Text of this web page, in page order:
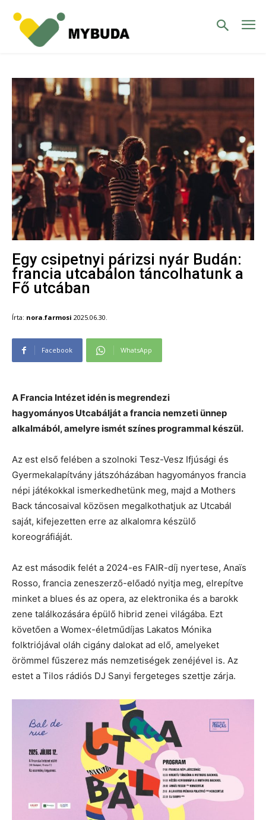
Egy csipetnyi párizsi nyár Budán:
francia utcabálon táncolhatunk a
Fő utcában
Írta: nora.farmosi 2025.06.30.
Facebook WhatsApp
A Francia Intézet idén is megrendezi
hagyományos Utcabálját a francia nemzeti ünnep
alkalmából, amelyre ismét színes programmal készül.
Az est első felében a szolnoki Tesz-Vesz Ifjúsági és
Gyermekalapítvány játszóházában hagyományos francia
népi játékokkal ismerkedhetünk meg, majd a Mothers
Back táncosaival közösen megalkothatjuk az Utcabál
saját, kifejezetten erre az alkalomra készülő
koreográfiáját.
Az est második felét a 2024-es FAIR-díj nyertese, Anaïs
Rosso, francia zeneszerző-előadó nyitja meg, elrepítve
minket a blues és az opera, az elektronika és a barokk
zene találkozására épülő hibrid zenei világába. Ezt
követően a Womex-életműdíjas Lakatos Mónika
folktriójával oláh cigány dalokat ad elő, amelyeket
örömmel fűszerez más nemzetiségek zenéjével is. Az
estet a Tilos rádiós DJ Sanyi fergeteges szettje zárja.